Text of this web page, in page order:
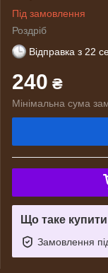
Під замовлення
Роздріб
Відправка з 22
240 ₴
Мінімальна сума
Що таке
Замовлення